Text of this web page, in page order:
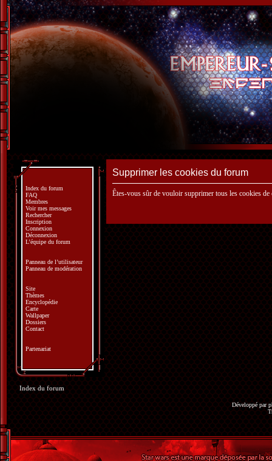
Supprimer les cookies du forum
Êtes-vous sûr de vouloir supprimer tous les cookies de
Index du forum
FAQ
Membres
Voir mes messages
Rechercher
Inscription
Connexion
Déconnexion
L’équipe du forum
Panneau de l’utilisateur
Panneau de modération
Site
Thèmes
Encyclopédie
Carte
Wallpaper
Dossiers
Contact
Partenariat
Index du forum
Développé par